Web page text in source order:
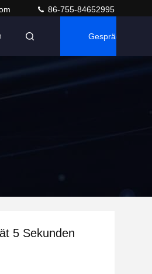
86-755-84652995
Gespräch
5 Sekunden